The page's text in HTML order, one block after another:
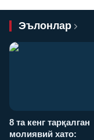
Эълонлар
8 та кенг тарқалган
молиявий хато: